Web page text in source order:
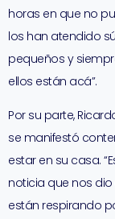
horas en que no
los han atendido
pequeños y
ellos están acá”.
Por su parte,
se manifestó
estar en su casa.
noticia que nos
están respirando